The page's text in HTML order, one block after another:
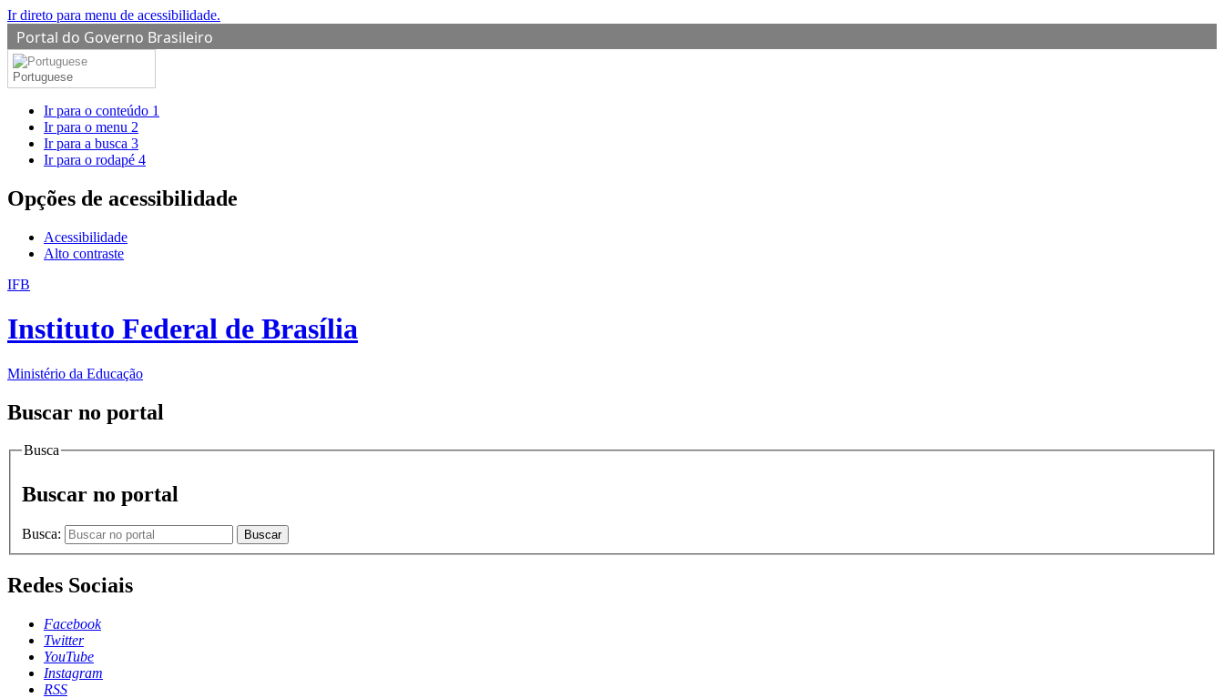
Ir direto para menu de acessibilidade.
Portal do Governo Brasileiro
Portuguese
Ir para o conteúdo 1
Ir para o menu 2
Ir para a busca 3
Ir para o rodapé 4
Opções de acessibilidade
Acessibilidade
Alto contraste
IFB
Instituto Federal de Brasília
Ministério da Educação
Buscar no portal
Busca
Buscar no portal
Busca: Buscar
Redes Sociais
Facebook
Twitter
YouTube
Instagram
RSS